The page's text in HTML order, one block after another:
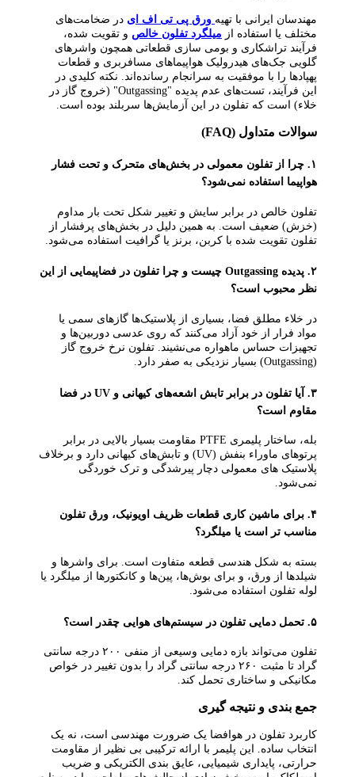
مهندسان ایرانی با تهیه ورق پی تی اف ای در ضخامت‌های
مختلف یا استفاده از میلگرد تفلون خالص و تقویت‌ شده،
فرآیند تراشکاری و بومی‌ سازی قطعاتی همچون واشرهای
گلویی جک‌های هیدرولیک هواپیماهای مسافربری و قطعات
پهپادها را با موفقیت به سرانجام رسانده‌اند. نکته کلیدی در
این فرآیند، تست‌های عدم پدیده "Outgassing" (خروج گاز در
خلاء) است که تفلون در این آزمایش‌ها سربلند بوده است.
سوالات متداول (FAQ)
۱. چرا از تفلون معمولی در بخش‌های متحرک و تحت فشار
هواپیما استفاده نمی‌شود؟
تفلون خالص در برابر سایش و تغییر شکل تحت بار مداوم
(خزش) ضعیف است. به همین دلیل در بخش‌های پرفشار از
تفلون تقویت‌ شده با کربن، برنز یا گرافیت استفاده می‌شود.
۲. پدیده Outgassing چیست و چرا تفلون در فضاپیمایی از این
نظر محبوب است؟
در خلاء مطلق فضا، بسیاری از پلاستیک‌ها گازهای سمی یا
مواد فرار از خود آزاد می‌کنند که روی عدسی دوربین‌ها و
تجهیزات حساس ماهواره می‌نشیند. تفلون نرخ خروج گاز
(Outgassing) بسیار نزدیکی به صفر دارد.
۳. آیا تفلون در برابر تابش اشعه‌های کیهانی و UV در فضا
مقاوم است؟
بله، ساختار پلیمری PTFE مقاومت بسیار بالایی در برابر
پرتوهای ماوراء بنفش (UV) و تابش‌های کیهانی دارد و برخلاف
پلاستیک‌ های معمولی دچار پیرشدگی و ترک‌ خوردگی
نمی‌شود.
۴. برای ماشین‌ کاری قطعات ظریف اویونیک، ورق تفلون
مناسب‌ تر است یا میلگرد؟
بسته به شکل هندسی قطعه متفاوت است. برای واشرها و
شیلدها از ورق، و برای بوش‌ها، پین‌ها و کانکتورها از میلگرد یا
لوله تفلون استفاده می‌شود.
۵. تحمل دمایی تفلون در سیستم‌های هوایی چقدر است؟
تفلون می‌تواند بازه دمایی وسیعی از منفی ۲۰۰ درجه سانتی‌
گراد تا مثبت ۲۶۰ درجه سانتی‌ گراد را بدون تغییر در خواص
مکانیکی و ساختاری تحمل کند.
جمع‌ بندی و نتیجه‌ گیری
کاربرد تفلون در هوافضا یک ضرورت مهندسی است، نه یک
انتخاب ساده. این پلیمر با ارائه ترکیبی بی‌ نظیر از مقاومت
حرارتی، پایداری شیمیایی، عایق‌ بندی الکتریکی و ضریب